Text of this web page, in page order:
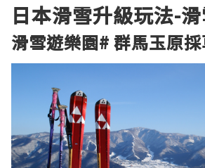
日本滑雪升級玩法-
滑雪遊樂園# 群馬玉原